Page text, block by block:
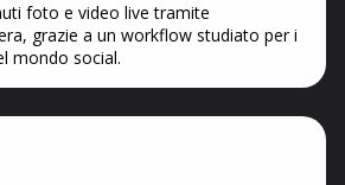
foto e video live tramite
grazie a un workflow studiato per i
mondo social.